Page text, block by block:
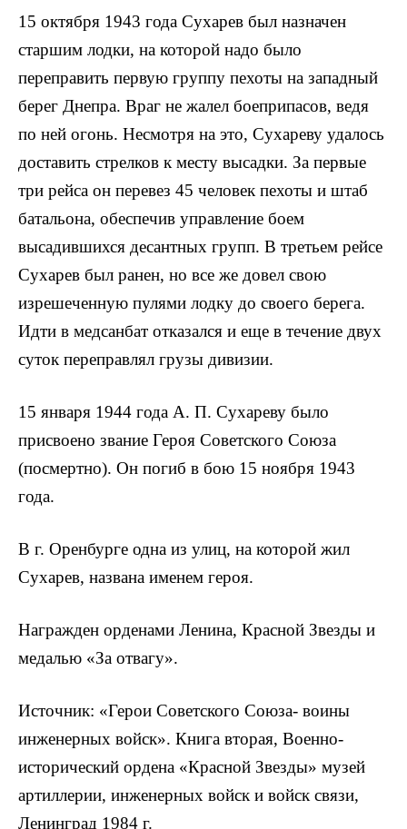
15 октября 1943 года Сухарев был назначен
старшим лодки, на которой надо было
переправить первую группу пехоты на за­падный
берег Днепра. Враг не жалел боеприпасов, ведя
по ней огонь. Несмотря на это, Сухареву удалось
доставить стрелков к месту высадки. За первые
три рейса он перевез 45 человек пехо­ты и штаб
батальона, обеспечив управление боем
высадившихся десантных групп. В третьем рейсе
Сухарев был ранен, но все же довел свою
изрешеченную пулями лодку до своего берега.
Идти в медсанбат отказался и еще в течение двух
суток переправлял грузы дивизии.
15 января 1944 года А. П. Сухареву было
присвоено звание Героя Советского Союза
(посмертно). Он погиб в бою 15 ноября 1943
года.
В г. Оренбурге одна из улиц, на которой жил
Сухарев, назва­на именем героя.
Награжден орденами Ленина, Красной Звезды и
медалью «За отвагу».
Источник: «Герои Советского Союза- воины
инженер­ных войск». Книга вторая, Военно-
исторический ордена «Красной Звезды» музей
артиллерии, инженерных войск и войск связи,
Ленинград 1984 г.